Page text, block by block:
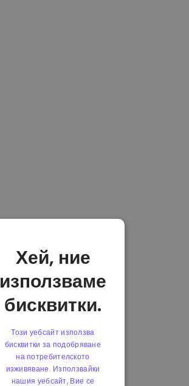
Хей, ние
използваме
бисквитки.
Този уебсайт използва
бисквитки за подобряване
на потребителското
изживяване. Използвайки
нашия уебсайт, Вие се